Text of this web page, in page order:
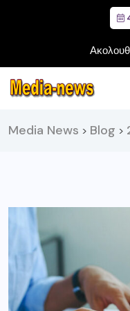
Media News > Blog >